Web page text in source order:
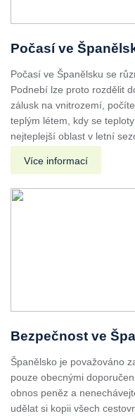
Počasí ve
Počasí ve Španělsku se
Podnebí lze proto rozdělit
zálusk na vnitrozemí,
teplým létem, kdy se
nejteplejší oblast v letní
Více informací
Bezpečnost ve
Španělsko je považováno
pouze obecnými
obnos peněz a
udělat si kopii všech